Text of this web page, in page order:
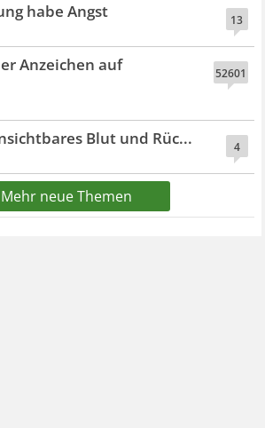
13
habe Angst
52601
Anzeichen auf
4
Blut und Rüc...
Mehr neue Themen